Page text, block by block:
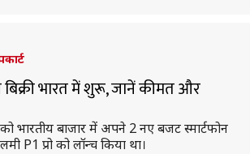
बिक्री भारत में शुरू, जानें कीमत और
भारतीय बाजार में अपने 2 नए बजट स्मार्टफोन
P1 प्रो को लॉन्च किया था।